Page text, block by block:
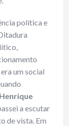
política e
era um social
a escutar
de vista. Em